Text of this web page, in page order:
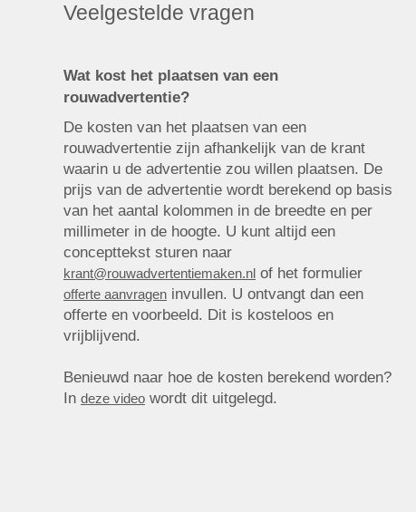
Veelgestelde vragen
Wat kost het plaatsen van een
rouwadvertentie?
De kosten van het plaatsen van een
rouwadvertentie zijn afhankelijk van de krant
waarin u de advertentie zou willen plaatsen. De
prijs van de advertentie wordt berekend op basis
van het aantal kolommen in de breedte en per
millimeter in de hoogte. U kunt altijd een
concepttekst sturen naar
krant@rouwadvertentiemaken.nl of het formulier
offerte aanvragen invullen. U ontvangt dan een
offerte en voorbeeld. Dit is kosteloos en
vrijblijvend.
Benieuwd naar hoe de kosten berekend worden?
In deze video wordt dit uitgelegd.